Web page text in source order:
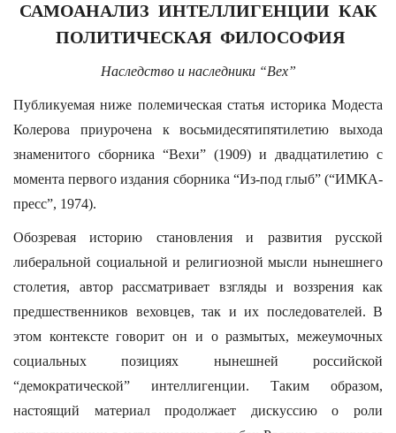
САМОАНАЛИЗ ИНТЕЛЛИГЕНЦИИ КАК
ПОЛИТИЧЕСКАЯ ФИЛОСОФИЯ
Наследство и наследники “Вех”
Публикуемая ниже полемическая статья историка Модеста
Колерова приурочена к восьмидесятипятилетию выхода
знаменитого сборника “Вехи” (1909) и двадцатилетию с
момента первого издания сборника “Из-под глыб” (“ИМКА-
пресс”, 1974).
Обозревая историю становления и развития русской
либеральной социальной и религиозной мысли нынешнего
столетия, автор рассматривает взгляды и воззрения как
предшественников веховцев, так и их последователей. В
этом контексте говорит он и о размытых, межеумочных
социальных позициях нынешней российской
“демократической” интеллигенции. Таким образом,
настоящий материал продолжает дискуссию о роли